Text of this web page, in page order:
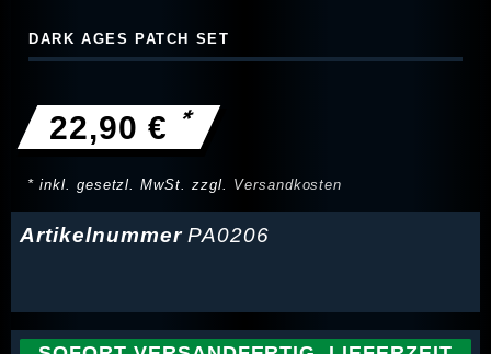
DARK AGES PATCH SET
22,90 € *
* inkl. gesetzl. MwSt. zzgl. Versandkosten
ArtikelnummerPA0206